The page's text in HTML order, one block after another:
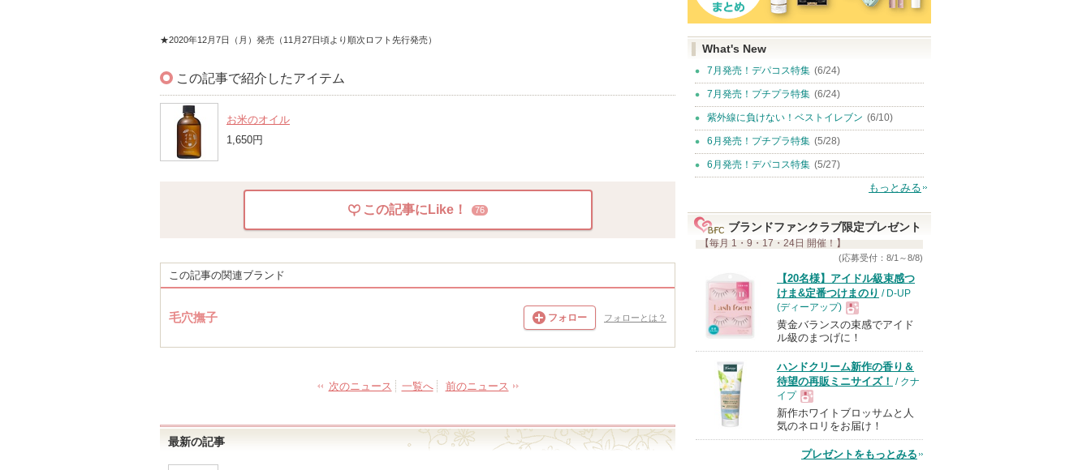
★2020年12月7日（月）発売（11月27日頃より順次ロフト先行発売）
この記事で紹介したアイテム
お米のオイル
1,650円
この記事にLike！ 76
この記事の関連ブランド
毛穴撫子 フォロー フォローとは？
次のニュース 一覧へ 前のニュース
最新の記事
What's New
7月発売！デパコス特集 (6/24)
7月発売！プチプラ特集 (6/24)
紫外線に負けない！ベストイレブン (6/10)
6月発売！プチプラ特集 (5/28)
6月発売！デパコス特集 (5/27)
もっとみる
ブランドファンクラブ限定プレゼント
【毎月 1・9・17・24日 開催！】
(応募受付：8/1～8/8)
【20名様】アイドル級束感つ
けま&定番つけまのり / D-UP
(ディーアップ)
現
品
黄金バランスの束感でアイド
ル級のまつげに！
ハンドクリーム新作の香り＆
待望の再販ミニサイズ！ / クナ
イプ
現
品
新作ホワイトブロッサムと人
気のネロリをお届け！
プレゼントをもっとみる